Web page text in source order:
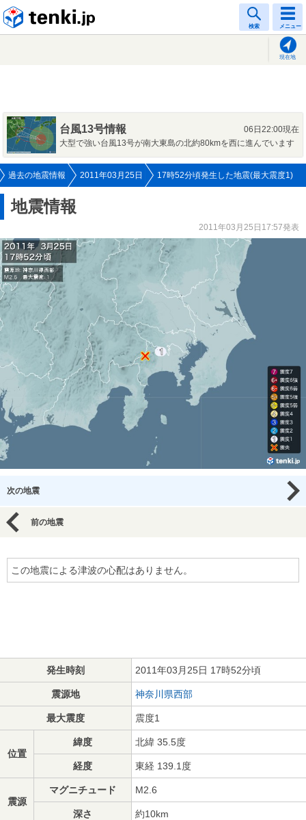
検索 メニュー
現在地
台風13号情報
06日22:00現在
大型で強い台風13号が南大東島の北約80kmを西に進んでいます
過去の地震情報 2011年03月25日 17時52分頃発生した地震(最大震度1)
地震情報
2011年03月25日17:57発表
次の地震
前の地震
この地震による津波の心配はありません。
発生時刻 2011年03月25日 17時52分頃
震源地 神奈川県西部
最大震度 震度1
位置
緯度 北緯 35.5度
経度 東経 139.1度
震源
マグニチュード M2.6
深さ 約10km